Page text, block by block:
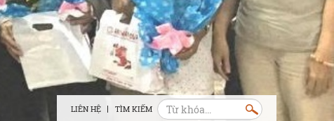
LIÊN HỆ